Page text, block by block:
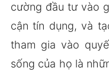
cường đầu tư vào
cận tín dụng, và
tham gia vào
sống của họ là